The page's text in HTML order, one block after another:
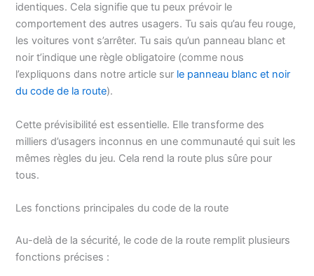
identiques. Cela signifie que tu peux prévoir le
comportement des autres usagers. Tu sais qu’au feu rouge,
les voitures vont s’arrêter. Tu sais qu’un panneau blanc et
noir t’indique une règle obligatoire (comme nous
l’expliquons dans notre article sur le panneau blanc et noir
du code de la route).
Cette prévisibilité est essentielle. Elle transforme des
milliers d’usagers inconnus en une communauté qui suit les
mêmes règles du jeu. Cela rend la route plus sûre pour
tous.
Les fonctions principales du code de la route
Au-delà de la sécurité, le code de la route remplit plusieurs
fonctions précises :